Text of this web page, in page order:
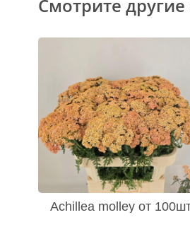
Смотрите
Achillea molley от